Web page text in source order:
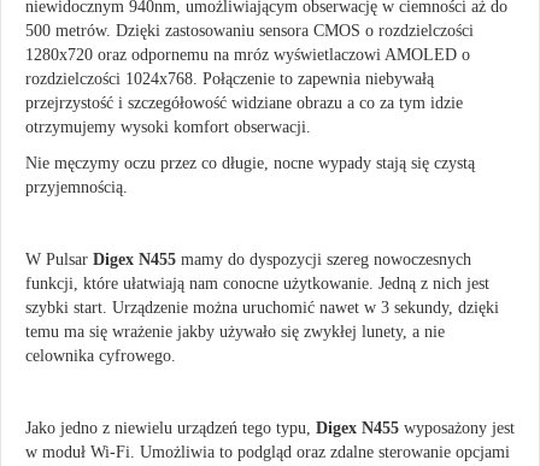
niewidocznym 940nm, umożliwiającym obserwację w ciemności aż do
500 metrów. Dzięki zastosowaniu sensora CMOS o rozdzielczości
1280x720 oraz odpornemu na mróz wyświetlaczowi AMOLED o
rozdzielczości 1024x768. Połączenie to zapewnia niebywałą
przejrzystość i szczegółowość widziane obrazu a co za tym idzie
otrzymujemy wysoki komfort obserwacji.
Nie męczymy oczu przez co długie, nocne wypady stają się czystą
przyjemnością.
W Pulsar Digex N455 mamy do dyspozycji szereg nowoczesnych
funkcji, które ułatwiają nam conocne użytkowanie. Jedną z nich jest
szybki start. Urządzenie można uruchomić nawet w 3 sekundy, dzięki
temu ma się wrażenie jakby używało się zwykłej lunety, a nie
celownika cyfrowego.
Jako jedno z niewielu urządzeń tego typu, Digex N455 wyposażony jest
w moduł Wi-Fi. Umożliwia to podgląd oraz zdalne sterowanie opcjami